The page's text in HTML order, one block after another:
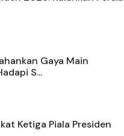
Gaya Main
S...
Ketiga Piala Presiden